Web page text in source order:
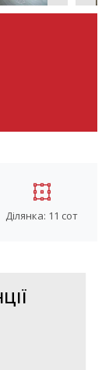
Ділянка: 11 сот